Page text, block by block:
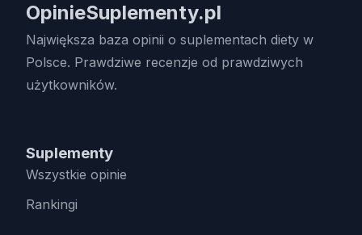
OpinieSuplementy.pl
Największa baza opinii o suplementach diety w
Polsce. Prawdziwe recenzje od prawdziwych
użytkowników.
Suplementy
Wszystkie opinie
Rankingi